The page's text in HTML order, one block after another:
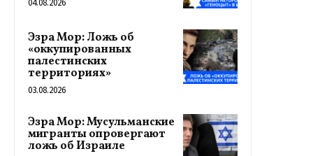
04.08.2026
Эзра Мор: Ложь об
«оккупированных
палестинских
территориях»
03.08.2026
Эзра Мор: Мусульманские
мигранты опровергают
ложь об Израиле